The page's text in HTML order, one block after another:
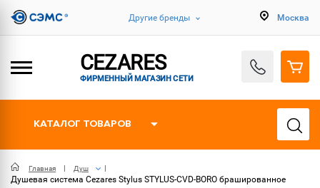
Другие бренды Москва
CEZARES
ФИРМЕННЫЙ МАГАЗИН СЕТИ
КАТАЛОГ ТОВАРОВ
Главная Душ
Душевая система Cezares Stylus STYLUS-CVD-BORO брашированное